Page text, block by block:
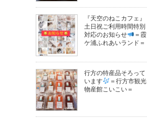
『天空のねこカフェ』
土日祝ご利用時間特別
対応のお知らせ
＝霞
ケ浦ふれあいランド＝
行方の特産品そろって
います
＝行方市観光
物産館こいこい＝